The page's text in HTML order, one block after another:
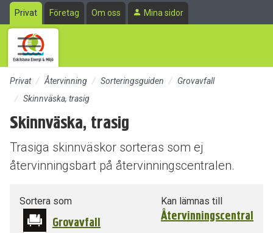
Till sidans huvudinnehåll
Privat Företag Om oss Mina sidor
Privat Återvinning Sorteringsguiden
Grovavfall
Skinnväska, trasig
Skinnväska, trasig
Trasiga skinnväskor sorteras som ej
återvinningsbart på återvinningscentralen.
Sortera som
Grovavfall
Kan lämnas till
Återvinningscentral